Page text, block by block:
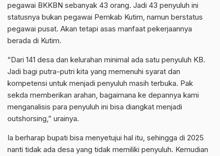
pegawai BKKBN sebanyak 43 orang. Jadi 43 penyuluh ini
statusnya bukan pegawai Pemkab Kutim, namun berstatus
pegawai pusat. Akan tetapi asas manfaat pekerjaannya
berada di Kutim.
“Dari 141 desa dan kelurahan minimal ada satu penyuluh KB.
Jadi bagi putra-putri kita yang memenuhi syarat dan
kompetensi untuk menjadi penyuluh masih terbuka. Pak
sekda memberikan arahan, bagaimana ke depannya kami
menganalisis para penyuluh ini bisa diangkat menjadi
outshorsing,” urainya.
Ia berharap bupati bisa menyetujui hal itu, sehingga di 2025
nanti tidak ada desa yang tidak memiliki penyuluh. Kemudian